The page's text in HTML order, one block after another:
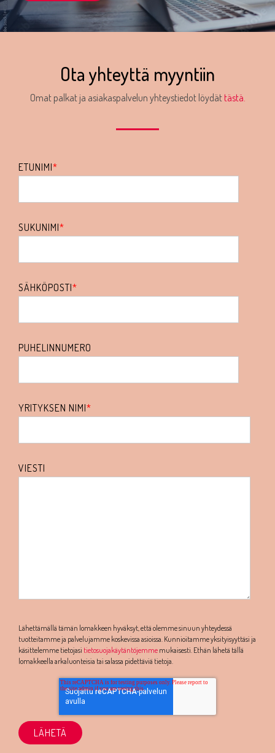
Ota yhteyttä myyntiin
Omat palkat ja asiakaspalvelun yhteystiedot löydät tästä.
ETUNIMI*
SUKUNIMI*
SÄHKÖPOSTI*
PUHELINNUMERO
YRITYKSEN NIMI*
VIESTI
Lähettämällä tämän lomakkeen hyväksyt, että olemme sinuun yhteydessä
tuotteitamme ja palvelujamme koskevissa asioissa. Kunnioitamme yksityisyyttäsi ja
käsittelemme tietojasi tietosuojakäytäntöjemme mukaisesti. Ethän lähetä tällä
lomakkeella arkaluonteisia tai salassa pidettäviä tietoja.